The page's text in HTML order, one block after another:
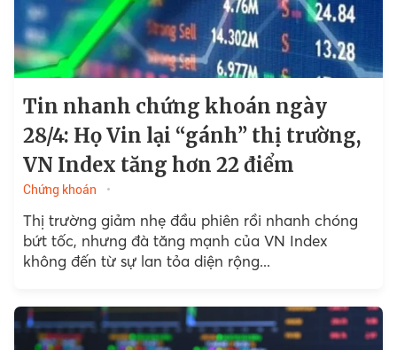
Tin nhanh chứng khoán ngày
28/4: Họ Vin lại “gánh” thị trường,
VN Index tăng hơn 22 điểm
Chứng khoán
Thị trường giảm nhẹ đầu phiên rồi nhanh chóng
bứt tốc, nhưng đà tăng mạnh của VN Index
không đến từ sự lan tỏa diện rộng...